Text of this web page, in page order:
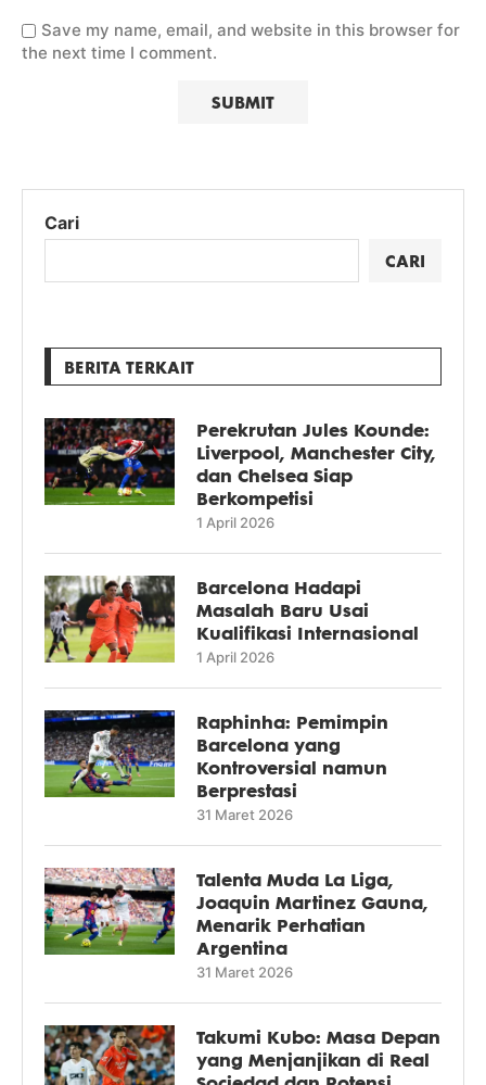
Save my name, email, and website in this browser for
the next time I comment.
Cari
CARI
BERITA TERKAIT
Perekrutan Jules Kounde:
Liverpool, Manchester City,
dan Chelsea Siap
Berkompetisi
1 April 2026
Barcelona Hadapi
Masalah Baru Usai
Kualifikasi Internasional
1 April 2026
Raphinha: Pemimpin
Barcelona yang
Kontroversial namun
Berprestasi
31 Maret 2026
Talenta Muda La Liga,
Joaquin Martinez Gauna,
Menarik Perhatian
Argentina
31 Maret 2026
Takumi Kubo: Masa Depan
yang Menjanjikan di Real